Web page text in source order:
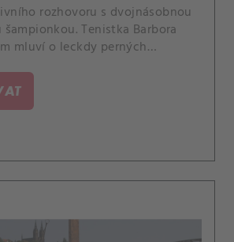
rozhovoru s dvojnásobnou
Tenistka Barbora
mluví o leckdy perných
radách od dalších legend.